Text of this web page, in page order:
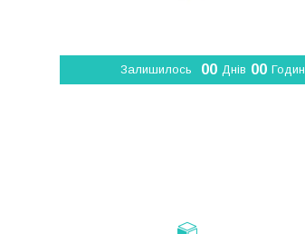
Залишилось 00 Днів 00 Годин